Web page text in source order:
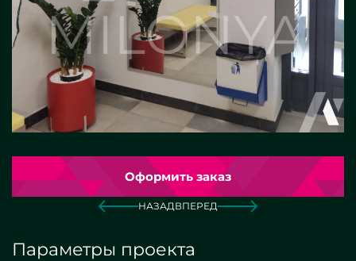
Оформить заказ
НАЗАДВПЕРЕД
Параметры проекта